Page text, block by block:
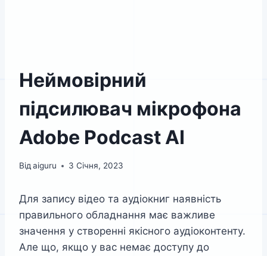
Неймовірний
підсилювач мікрофона
Adobe Podcast AI
Відaiguru 3 Січня, 2023
Для запису відео та аудіокниг наявність
правильного обладнання має важливе
значення у створенні якісного аудіоконтенту.
Але що, якщо у вас немає доступу до